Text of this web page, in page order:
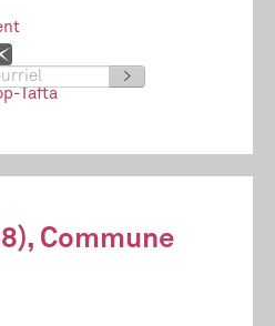
>
Tafta
Commune